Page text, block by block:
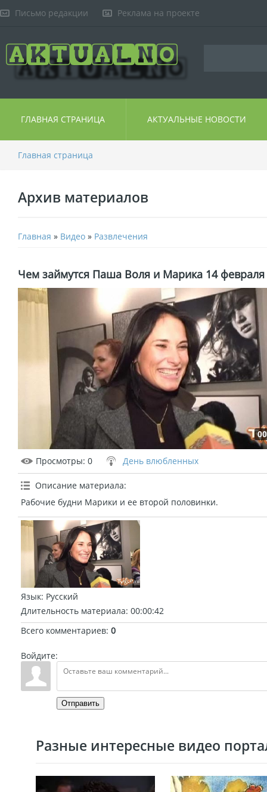
Письмо редакции Реклама на проекте
ГЛАВНАЯ СТРАНИЦА АКТУАЛЬНЫЕ НОВОСТИ
Главная страница
Архив материалов
Главная » Видео » Развлечения
Чем займутся Паша Воля и Марика 14 февраля
Просмотры: 0 День влюбленных
Описание материала:
Рабочие будни Марики и ее второй половинки.
Язык: Русский
Длительность материала: 00:00:42
Всего комментариев: 0
Войдите:
Отправить
Разные интересные видео